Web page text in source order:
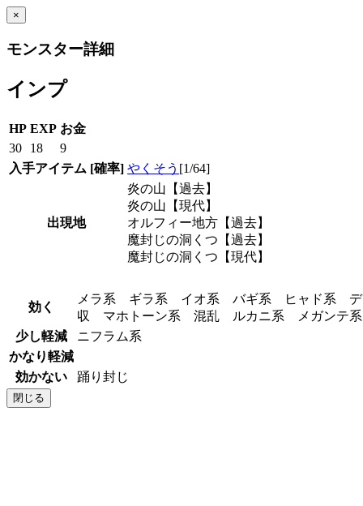
×
モンスター詳細
インプ
HP EXP お金
30
18
9
入手アイテム [確率] やくそう [1/64]
出現地
炎の山【過去】
炎の山【現代】
オルフィー地方【過去】
魔封じの洞くつ【過去】
魔封じの洞くつ【現代】
効く
メラ系 ギラ系 イオ系 バギ系 ヒャド系
収 マホトーン系 混乱 ルカニ系 メガン
少し軽減
ニフラム系
かなり軽減
効かない
踊り封じ
閉じる